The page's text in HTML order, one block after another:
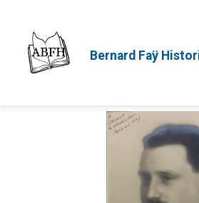
Bernard Faÿ